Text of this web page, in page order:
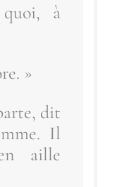
à
»
dit
Il
aille